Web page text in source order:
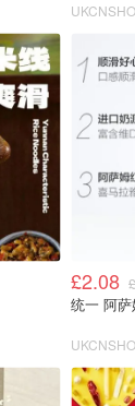
£2.08
统一 阿